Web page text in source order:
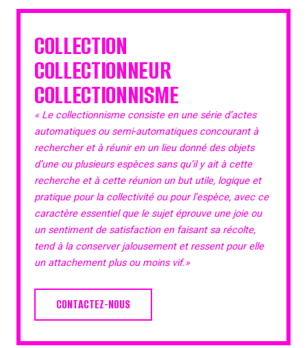
COLLECTION
COLLECTIONNEUR
COLLECTIONNISME
« Le collectionnisme consiste en une série d’actes
automatiques ou semi-automatiques concourant à
rechercher et à réunir en un lieu donné des objets
d’une ou plusieurs espèces sans qu’il y ait à cette
recherche et à cette réunion un but utile, logique et
pratique pour la collectivité ou pour l’espèce, avec ce
caractère essentiel que le sujet éprouve une joie ou
un sentiment de satisfaction en faisant sa récolte,
tend à la conserver jalousement et ressent pour elle
un attachement plus ou moins vif.»
CONTACTEZ-NOUS